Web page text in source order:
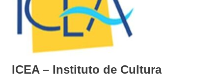
ICEA – Instituto de Cultura